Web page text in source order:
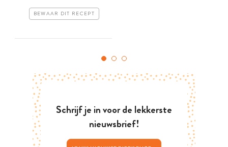
BEWAAR DIT RECEPT
Schrijf je in voor de lekkerste
nieuwsbrief!